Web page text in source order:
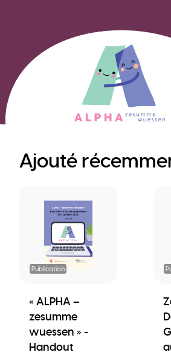
Ajouté
Publication
« ALPHA –
zesumme
wuessen » -
Handout